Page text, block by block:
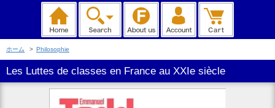
ホーム > Philosophie
Les Luttes de classes en France au XXIe siècle